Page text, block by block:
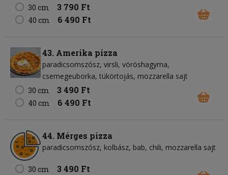
30 cm
3 790 Ft
40 cm 6 490 Ft
43. Amerika pizza
paradicsomszósz virsli vöröshagyma
csemegeuborka tükörtojás mozzarella sajt
30 cm
3 490 Ft
40 cm 6 490 Ft
44. Mérges pizza
paradicsomszósz kolbász bab chili mozzarella sajt
30 cm 3 490 Ft